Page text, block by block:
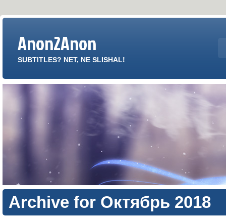
Anon2Anon
SUBTITLES? NET, NE SLISHAL!
Archive for Октябрь 2018